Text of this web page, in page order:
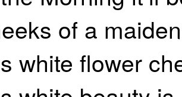
of a
white flower